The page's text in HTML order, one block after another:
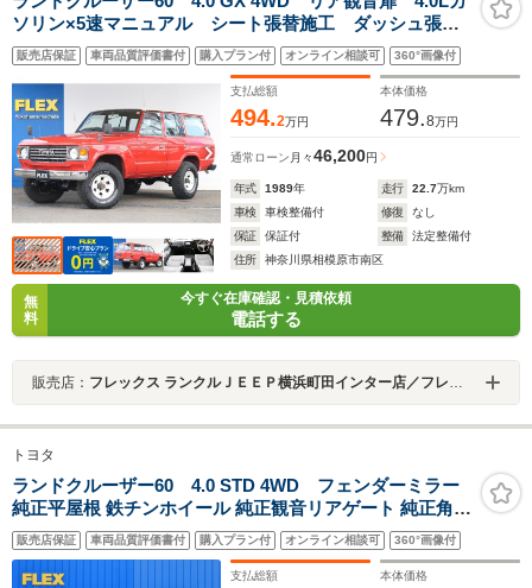
ソリン×5速マニュアル シート張替施工 ダッシュ張替
済み BFグッドリッチAT 純正鉄チンホイール 純正フ
ェンダーミラー Bluetooth対応ナビ バックカメラ
ETC
販売店保証 車両品質評価書付 購入プラン付 オンライン相談可 360°画像付
支払総額
494.2万円
本体価格
479.8万円
通常ローン 月々46,200円
年式 1989年 走行 22.7万km
車検
車検整備付 修復
なし
保証
保証付 整備
法定整備付
住所
神奈川県相模原市南区
無
料
今すぐ在庫確認・見積依頼
電話する
販売店： フレックス ランクルＪＥＥＰ横浜町田インター店／フレックス株式会社
トヨタ
ランドクルーザー60 4.0 STD 4WD フェンダーミラー
純正平屋根 鉄チンホイール 純正観音リアゲート 純正角目
四灯 フェンダーミラー スタンダードグレード ガソリンキ
ャブモデル ホワイト全塗装 バンパーコーナー前後バンパ
ー 鉄チンホイール
販売店保証 車両品質評価書付 購入プラン付 オンライン相談可 360°画像付
支払総額 本体価格